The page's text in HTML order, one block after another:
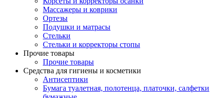
Массажеры и коврики
Ортезы
Подушки и матрасы
Стельки
Стельки и корректоры стопы
Прочие товары
Прочие товары
Средства для гигиены и косметики
Антисептики
Бумага туалетная, полотенца, платочки, салфетки